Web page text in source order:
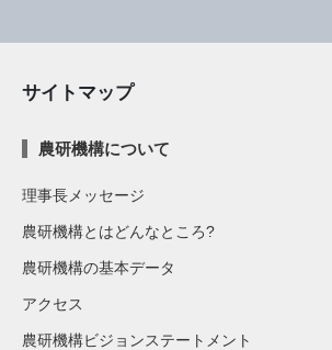
サイトマップ
農研機構について
理事長メッセージ
農研機構とはどんなところ?
農研機構の基本データ
アクセス
農研機構ビジョンステートメント